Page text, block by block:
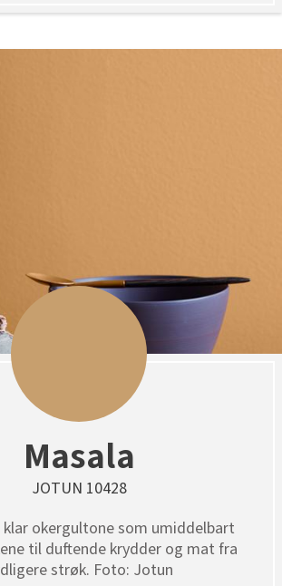
Masala
JOTUN 10428
klar okergultone som umiddelbart
til duftende krydder og mat fra
strøk. Foto: Jotun